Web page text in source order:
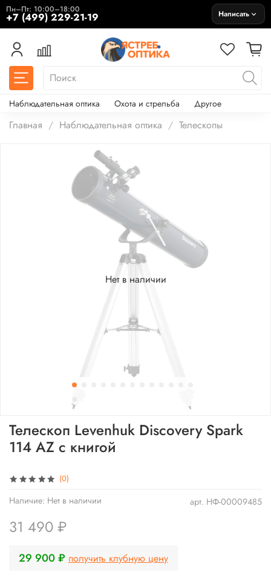
Пн–Пт: 10:00–18:00
+7 (499) 229-21-19 Написать
Наблюдательная оптика Охота и стрельба Другое
Главная Наблюдательная оптика Телескопы
Нет в наличии
(0)
арт. НФ-00009485
Наличие: Нет в наличии
Телескоп Levenhuk Discovery Spark
114 AZ с книгой
31 490 ₽
29 900 ₽ получить клубную цену